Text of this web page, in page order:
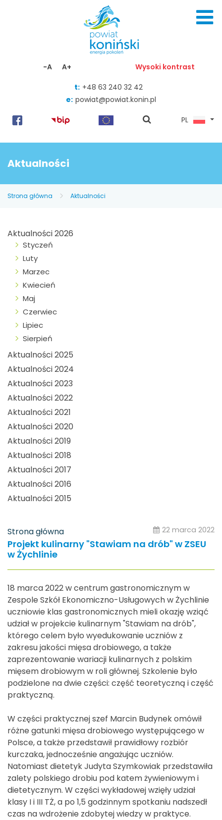
-A A+ Wysoki kontrast
t: +48 63 240 32 42
e: powiat@powiat.konin.pl
pokaż
PL
Aktualności
Strona główna Aktualności
Aktualności 2026
Styczeń
Luty
Marzec
Kwiecień
Maj
Czerwiec
Lipiec
Sierpień
Aktualności 2025
Aktualności 2024
Aktualności 2023
Aktualności 2022
Aktualności 2021
Aktualności 2020
Aktualności 2019
Aktualności 2018
Aktualności 2017
Aktualności 2016
Aktualności 2015
Strona główna 22 marca 2022
Projekt kulinarny "Stawiam na drób" w ZSEU
w Żychlinie
18 marca 2022 w centrum gastronomicznym w
Zespole Szkół Ekonomiczno-Usługowych w Żychlinie
uczniowie klas gastronomicznych mieli okazję wziąć
udział w projekcie kulinarnym "Stawiam na drób",
którego celem było wyedukowanie uczniów z
zakresu jakości mięsa drobiowego, a także
zaprezentowanie wariacji kulinarnych z polskim
mięsem drobiowym w roli głównej. Szkolenie było
podzielone na dwie części: część teoretyczną i część
praktyczną.
W części praktycznej szef Marcin Budynek omówił
różne gatunki mięsa drobiowego występującego w
Polsce, a także przedstawił prawidłowy rozbiór
kurczaka, jednocześnie angażując uczniów.
Natomiast dietetyk Judyta Szymkowiak przedstawiła
zalety polskiego drobiu pod katem żywieniowym i
dietetycznym. W części wykładowej wzięły udział
klasy I i III TŻ, a po 1,5 godzinnym spotkaniu nadszedł
czas na wdrożenie zdobytej wiedzy w praktyce.